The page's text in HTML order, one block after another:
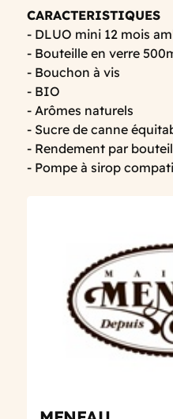
CARACTERISTIQUES
- DLUO mini 12 mois
- Bouteille en verre
- Bouchon à vis
- BIO
- Arômes naturels
- Sucre de canne
- Rendement par
- Pompe à sirop